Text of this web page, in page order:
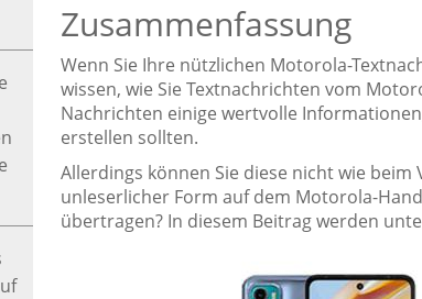
Zusammenfassung
Wenn Sie Ihre nützlichen Motorola-
wissen, wie Sie Textnachrichten vom
Nachrichten einige wertvolle
erstellen sollten.
Allerdings können Sie diese nicht wie
unleserlicher Form auf dem Motorola-
übertragen? In diesem Beitrag werden